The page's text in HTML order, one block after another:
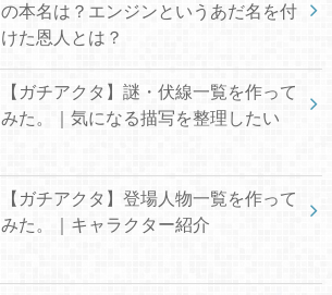
の本名は？エンジンというあだ名を付
けた恩人とは？
【ガチアクタ】謎・伏線一覧を作って
みた。｜気になる描写を整理したい
【ガチアクタ】登場人物一覧を作って
みた。｜キャラクター紹介